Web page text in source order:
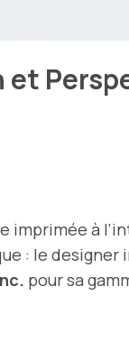
et
imprimée à
: le designer
pour sa